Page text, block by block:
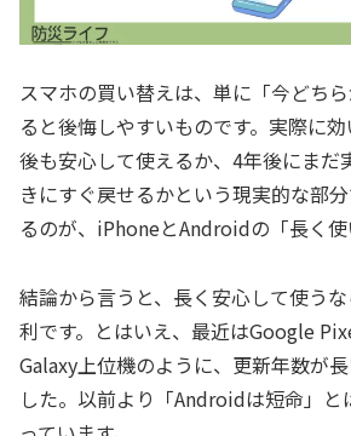
スマホの買い替えは、単に「今どち
ると後悔しやすいものです。実際に
後も安心して使えるか、4年後にまだ
きにすぐ戻せるかという現実的な部
るのが、iPhoneとAndroidの「長く使
結論から言うと、長く安心して使う
利です。とはいえ、最近はGoogle
Galaxy上位機のように、更新年数が
した。以前より「Androidは短命」と